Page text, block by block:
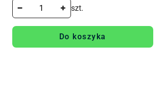
szt.
Do koszyka